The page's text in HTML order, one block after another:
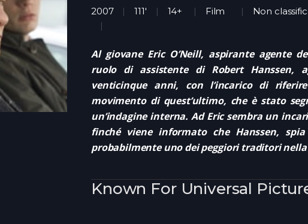
2007 111' 14+ Film Non
Al giovane Eric O’Neill, aspirante agente
ruolo di assistente di Robert Hanssen,
venticinque anni, con l’incarico di
movimento di quest’ultimo, che è stato
un’indagine interna. Ad Eric sembra un
finché viene informato che Hanssen, spia
probabilmente uno dei peggiori traditori
Known For Universal